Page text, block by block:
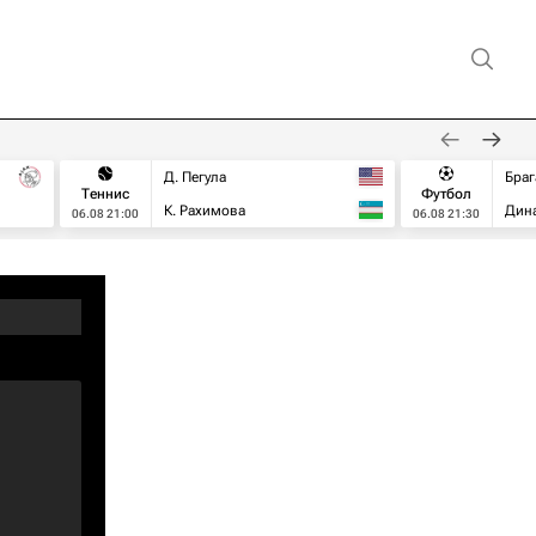
Теннис
06.08 21:00
Д. Пегула
К. Рахимова
Футбол
06.08 21:30